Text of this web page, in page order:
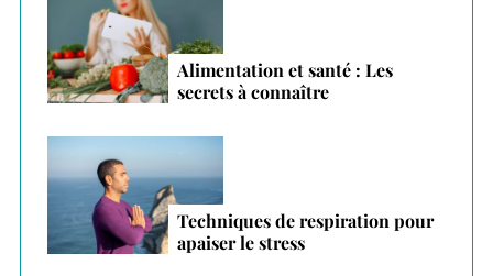
Alimentation et santé : Les
secrets à connaître
Techniques de respiration pour
apaiser le stress